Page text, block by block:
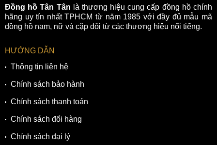
Đồng hồ Tân Tân là thương hiệu cung cấp đồng hồ chính
hãng uy tín nhất TPHCM từ năm 1985 với đầy đủ mẫu mã
đồng hồ nam, nữ và cặp đôi từ các thương hiệu nổi tiếng.
HƯỚNG DẪN
Thông tin liên hệ
Chính sách bảo hành
Chính sách thanh toán
Chính sách đổi hàng
Chính sách đại lý